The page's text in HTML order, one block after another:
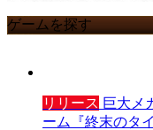
ゲームを探す
リリース 巨大メ
ーム『終末のタ